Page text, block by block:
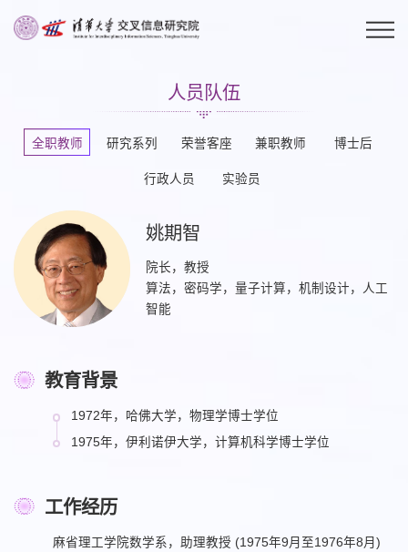
人员队伍
全职教师 研究系列 荣誉客座 兼职教师 博士后
行政人员 实验员
姚期智
院长，教授
算法，密码学，量子计算，机制设计，人工
智能
​教育背景
1972年，哈佛大学，物理学博士学位
1975年，伊利诺伊大学，计算机科学博士学位
工作经历
麻省理工学院数学系，助理教授 (1975年9月至1976年8月)